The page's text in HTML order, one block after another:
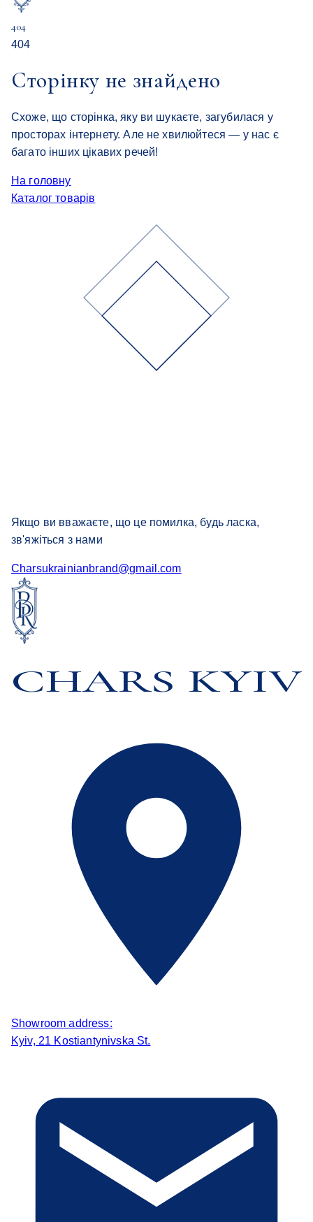
404
404
Сторінку не знайдено
Схоже, що сторінка, яку ви шукаєте, загубилася у
просторах інтернету. Але не хвилюйтеся — у нас є
багато інших цікавих речей!
На головну
Каталог товарів
Якщо ви вважаєте, що це помилка, будь ласка,
зв'яжіться з нами
Charsukrainianbrand@gmail.com
CHARS KYIV
Showroom address:
Kyiv, 21 Kostiantynivska St.